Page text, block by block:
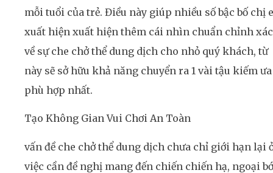
mỗi tuổi của trẻ. Điều này giúp nhiều số bậc bố chị
xuất hiện xuất hiện thêm cái nhìn chuẩn chỉnh xác
về sự che chở thể dung dịch cho nhỏ quý khách, từ
này sẽ sở hữu khả năng chuyển ra 1 vài tậu kiếm ưa
phù hợp nhất.
Tạo Không Gian Vui Chơi An Toàn
vấn đề che chở thể dung dịch chưa chỉ giới hạn lại
việc cần đề nghị mang đến chiến chiến hạ, ngoại